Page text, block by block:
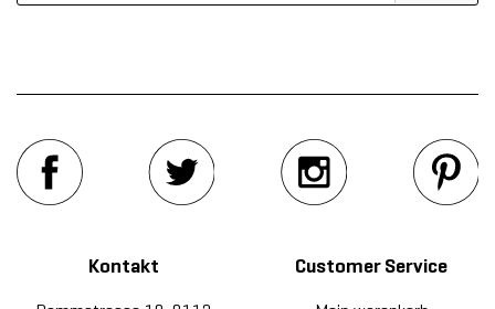
Kontakt Customer Service